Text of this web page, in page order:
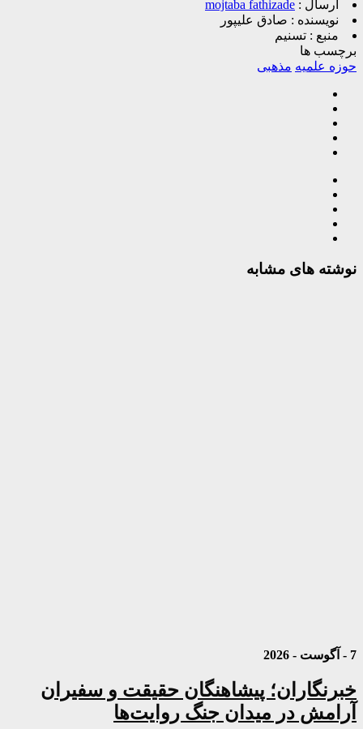
ارسال : mojtaba fathizade
نویسنده : صادق علیپور
منبع : تسنیم
برچسب ها
حوزه علمیه مذهبی
نوشته های مشابه
7 - آگوست - 2026
خبرنگاران؛ پیشاهنگان حقیقت و سفیران
آرامش در میدان جنگ روایت‌ها